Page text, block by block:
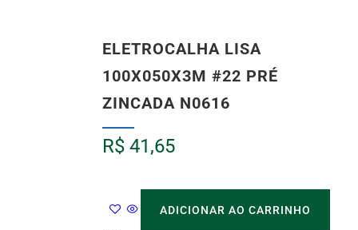
ELETROCALHA LISA
100X050X3M #22 PRÉ
ZINCADA N0616
R$ 41,65
ADICIONAR AO CARRINHO